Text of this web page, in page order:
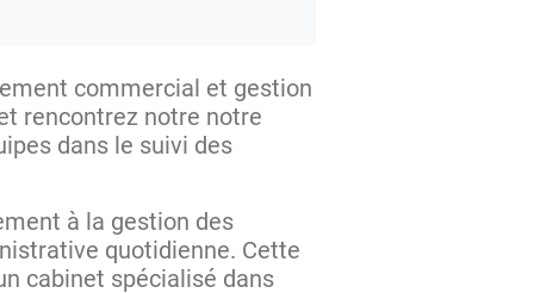
commercial et gestion
rencontrez notre notre
dans le suivi des
à la gestion des
quotidienne. Cette
cabinet spécialisé dans